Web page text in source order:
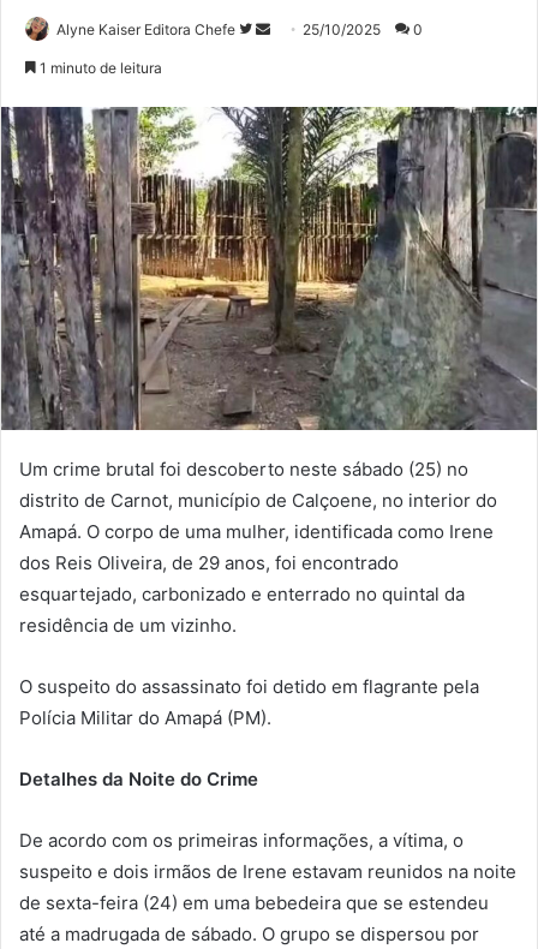
Alyne Kaiser Editora Chefe
SigaMande
mail
25/10/2025 0
1 minuto de leitura
Um crime brutal foi descoberto neste sábado (25) no
distrito de Carnot, município de Calçoene, no interior do
Amapá. O corpo de uma mulher, identificada como Irene
dos Reis Oliveira, de 29 anos, foi encontrado
esquartejado, carbonizado e enterrado no quintal da
residência de um vizinho.
O suspeito do assassinato foi detido em flagrante pela
Polícia Militar do Amapá (PM).
Detalhes da Noite do Crime
De acordo com os primeiras informações, a vítima, o
suspeito e dois irmãos de Irene estavam reunidos na noite
de sexta-feira (24) em uma bebedeira que se estendeu
até a madrugada de sábado. O grupo se dispersou por